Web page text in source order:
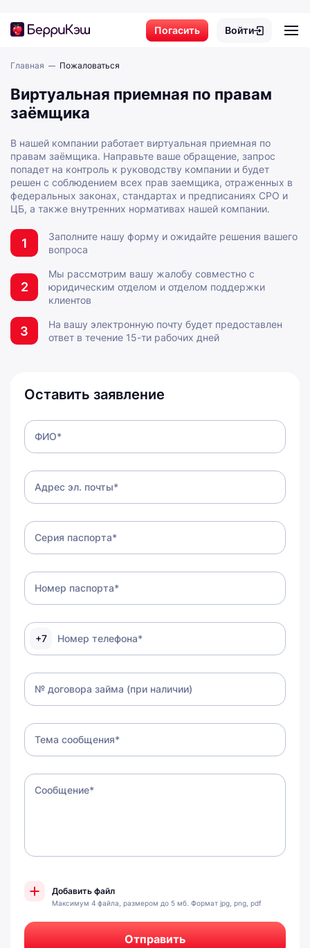
Погасить Войти
Как погасить
Активно ищут
Пожаловаться
Ещё
8 800 222 14 72
Бесплатно по России
doc@berrycash.ru
ежедневно 8:00-20:00 МСК
Главная Пожаловаться
Виртуальная приемная по правам
заёмщика
В нашей компании работает виртуальная приемная по
правам заёмщика. Направьте ваше обращение, запрос
попадет на контроль к руководству компании и будет
решен с соблюдением всех прав заемщика, отраженных в
федеральных законах, стандартах и предписаниях СРО и
ЦБ, а также внутренних нормативах нашей компании.
1
Заполните нашу форму и ожидайте решения вашего
вопроса
2
Мы рассмотрим вашу жалобу совместно с
юридическим отделом и отделом поддержки
клиентов
3
На вашу электронную почту будет предоставлен
ответ в течение 15-ти рабочих дней
Оставить заявление
ФИО*
Адрес эл. почты*
Серия паспорта*
Номер паспорта*
Номер телефона*
+7
№ договора займа (при наличии)
Тема сообщения*
Сообщение*
Максимум 4 файла, размером до 5 мб. Формат jpg, png, pdf
Спасибо, ваш отзыв успешно
отправлен!
Ваш запрос будет решен с соблюдением всех прав
заёмщика, отраженных в федеральных законах,
Пожаловаться омбудсмену